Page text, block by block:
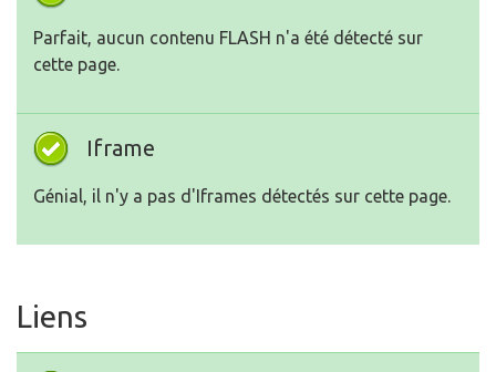
Parfait, aucun contenu FLASH n'a été détecté sur
cette page.
Iframe
Génial, il n'y a pas d'Iframes détectés sur cette page.
Liens